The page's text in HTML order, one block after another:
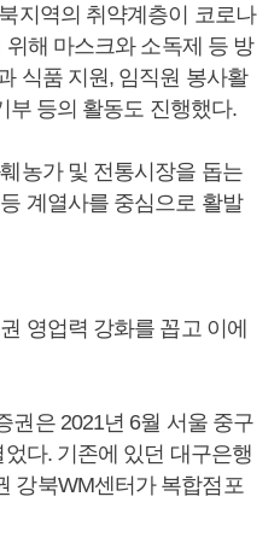
지역의 취약계층이 코로나
해 마스크와 소독제 등 방
식품 지원, 임직원 봉사활
부 등의 활동도 진행했다.
농가 및 전통시장을 돕는
계열사를 중심으로 활발
영업력 강화를 꼽고 이에
권은 2021년 6월 서울 중구
다. 기존에 있던 대구은행
강북WM센터가 복합점포